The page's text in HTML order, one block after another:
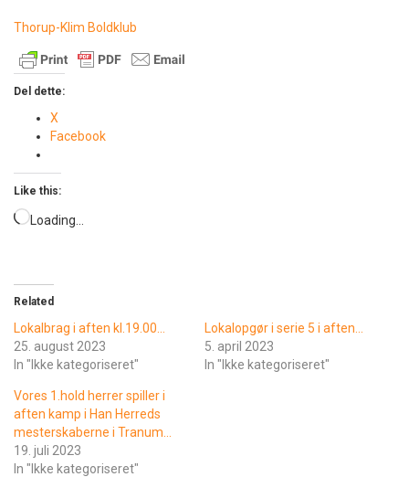
Thorup-Klim Boldklub
Del dette:
X
Facebook
Like this:
Loading…
Related
Lokalbrag i aften kl.19.00…
25. august 2023
In "Ikke kategoriseret"
Lokalopgør i serie 5 i aften…
5. april 2023
In "Ikke kategoriseret"
Vores 1.hold herrer spiller i
aften kamp i Han Herreds
mesterskaberne i Tranum…
19. juli 2023
In "Ikke kategoriseret"